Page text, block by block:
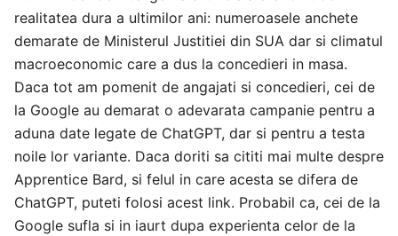
realitatea dura a ultimilor ani: numeroasele anchete
demarate de Ministerul Justitiei din SUA dar si climatul
macroeconomic care a dus la concedieri in masa.
Daca tot am pomenit de angajati si concedieri, cei de
la Google au demarat o adevarata campanie pentru a
aduna date legate de ChatGPT, dar si pentru a testa
noile lor variante. Daca doriti sa cititi mai multe despre
Apprentice Bard, si felul in care acesta se difera de
ChatGPT, puteti folosi acest link. Probabil ca, cei de la
Google sufla si in iaurt dupa experienta celor de la